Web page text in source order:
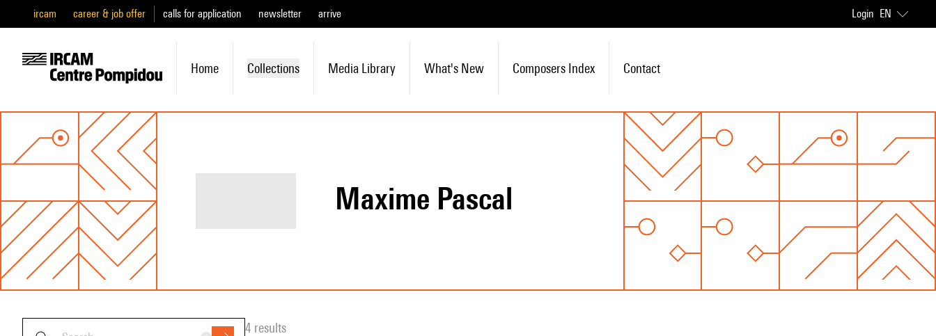
ircam career & job offer calls for application newsletter arrive Login EN
Home Collections Media Library What's New Composers Index Contact
Maxime Pascal
4 results